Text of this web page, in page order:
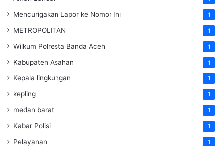
Mencurigakan Lapor ke Nomor Ini 1
METROPOLITAN 1
Wilkum Polresta Banda Aceh 1
Kabupaten Asahan 1
Kepala lingkungan 1
kepling 1
medan barat 1
Kabar Polisi 1
Pelayanan 1